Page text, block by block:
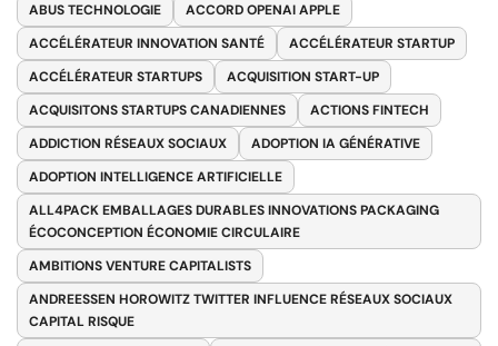
ABUS TECHNOLOGIE
ACCORD OPENAI APPLE
ACCÉLÉRATEUR INNOVATION SANTÉ
ACCÉLÉRATEUR STARTUP
ACCÉLÉRATEUR STARTUPS
ACQUISITION START-UP
ACQUISITONS STARTUPS CANADIENNES
ACTIONS FINTECH
ADDICTION RÉSEAUX SOCIAUX
ADOPTION IA GÉNÉRATIVE
ADOPTION INTELLIGENCE ARTIFICIELLE
ALL4PACK EMBALLAGES DURABLES INNOVATIONS PACKAGING
ÉCOCONCEPTION ÉCONOMIE CIRCULAIRE
AMBITIONS VENTURE CAPITALISTS
ANDREESSEN HOROWITZ TWITTER INFLUENCE RÉSEAUX SOCIAUX
CAPITAL RISQUE